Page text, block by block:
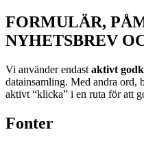
FORMULÄR,
NYHETSBREV
Vi använder endast aktivt
datainsamling. Med andra ord,
aktivt “klicka” i en ruta för att
Fonter